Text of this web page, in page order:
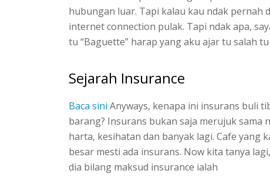
hubungan luar. Tapi kalau kau ndak pernah
internet connection pulak. Tapi ndak apa,
tu “Baguette” harap yang aku ajar tu salah
Sejarah Insurance
Baca sini Anyways, kenapa ini insurans buli
barang? Insurans bukan saja merujuk sama
harta, kesihatan dan banyak lagi. Cafe yang
besar mesti ada insurans. Now kita tanya
dia bilang maksud insurance ialah